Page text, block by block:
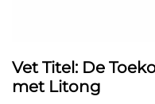
Vet Titel: De
met Litong